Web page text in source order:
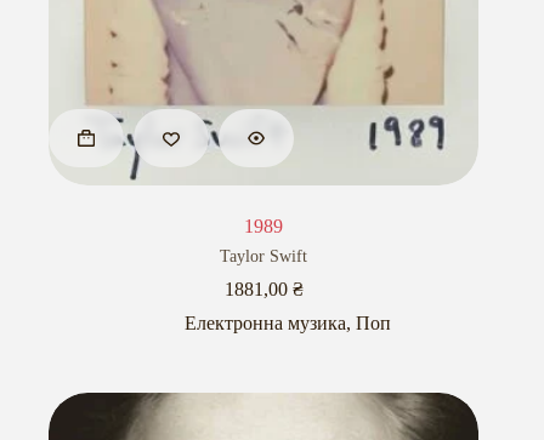
1989
Taylor Swift
1881,00 ₴
Електронна музика,Поп